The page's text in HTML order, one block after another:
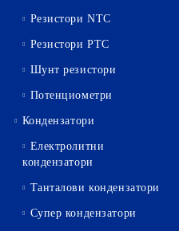
Резистори NTC
Резистори PTC
Шунт резистори
Потенциометри
Кондензатори
Електролитни
кондензатори
Танталови кондензатори
Супер кондензатори